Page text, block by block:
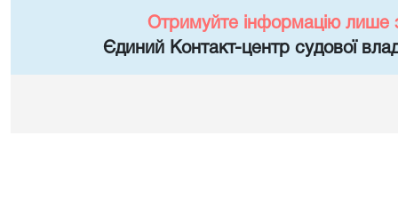
Отримуйте інформацію лише
Єдиний Контакт-центр судової